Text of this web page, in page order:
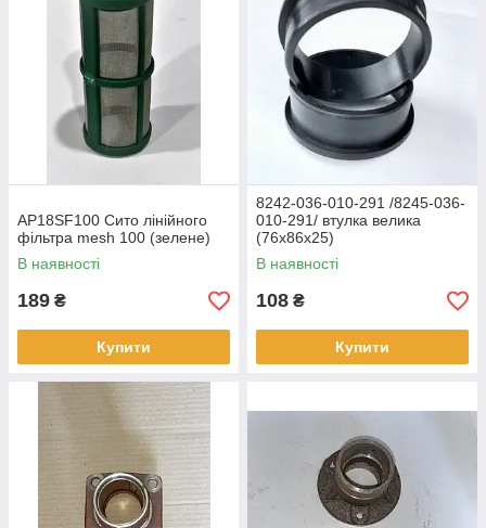
AP18SF100 Сито лінійного
фільтра mesh 100 (зелене)
В наявності
189 ₴
Купити
8242-036-010-291 /8245-036-
010-291/ втулка велика
(76х86х25)
В наявності
108 ₴
Купити